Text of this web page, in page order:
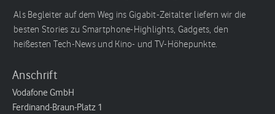
Als Begleiter auf dem Weg ins Gigabit-Zeitalter liefern wir die
besten Stories zu Smartphone-Highlights, Gadgets, den
heißesten Tech-News und Kino- und TV-Höhepunkte.
Anschrift
Vodafone GmbH
Ferdinand-Braun-Platz 1